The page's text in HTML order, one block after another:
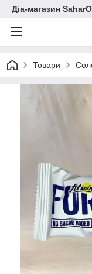
Діа-магазин
Товари